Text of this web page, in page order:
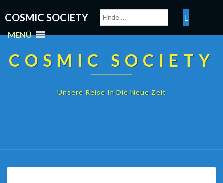
COSMIC SOCIETY
MENÜ
COSMIC SOCIETY
Unsere Reise In Die Neue Zeit